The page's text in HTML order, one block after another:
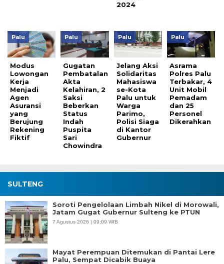
2024
Palu
Modus
Lowongan
Kerja
Menjadi
Agen
Asuransi
yang
Berujung
Rekening
Fiktif
Palu
Gugatan
Pembatalan
Akta
Kelahiran, 2
Saksi
Beberkan
Status
Indah
Puspita
Sari
Chowindra
Palu
Jelang Aksi
Solidaritas
Mahasiswa
se-Kota
Palu untuk
Warga
Parimo,
Polisi Siaga
di Kantor
Gubernur
Palu
Asrama
Polres Palu
Terbakar, 4
Unit Mobil
Pemadam
dan 25
Personel
Dikerahkan
SULTENG
Soroti Pengelolaan Limbah Nikel di Morowali,
Jatam Gugat Gubernur Sulteng ke PTUN
7 Agustus 2026 | 09:09 WIB
Mayat Perempuan Ditemukan di Pantai Lere
Palu, Sempat Dicabik Buaya